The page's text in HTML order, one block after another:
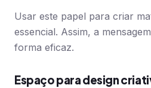
Usar este papel para criar
essencial. Assim, a
forma eficaz.
Espaço para design